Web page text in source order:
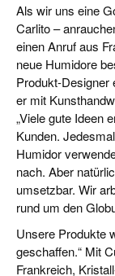
Als wir uns eine
Carlito –
einen Anruf aus
neue Humidore
Produkt-Designer
er mit
„Viele gute Ideen
Kunden.
Humidor
nach. Aber
umsetzbar. Wir
rund um den
Unsere Produkte
geschaffen.“ Mit
Frankreich,